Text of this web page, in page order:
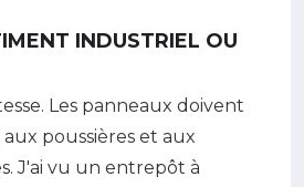
INDUSTRIEL OU
Les panneaux doivent
poussières et aux
J'ai vu un entrepôt à